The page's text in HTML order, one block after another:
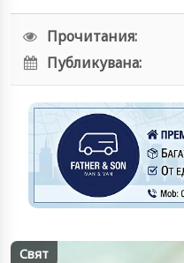
Прочитания:
Публикувана:
Свят